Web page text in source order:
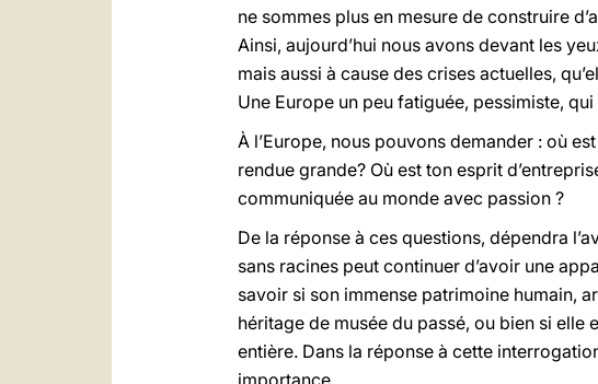
ne sommes plus en mesure de construire
Ainsi, aujourd’hui nous avons devant les
mais aussi à cause des crises actuelles,
Une Europe un peu fatiguée, pessimiste,
À l’Europe, nous pouvons demander : où
rendue grande? Où est ton esprit
communiquée au monde avec passion ?
De la réponse à ces questions, dépendra
sans racines peut continuer d’avoir une
savoir si son immense patrimoine humain,
héritage de musée du passé, ou bien si elle
entière. Dans la réponse à cette
importance.